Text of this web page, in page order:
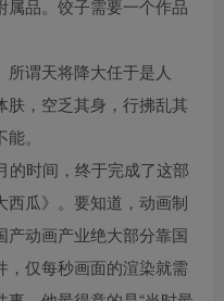
属品。饺子需要一个作品
谓天将降大任于是人
肤，空乏其身，行拂乱其
。
的时间，终于完成了这部
西瓜》。要知道，动画制
产动画产业绝大部分靠国
，仅每秒画面的渲染就需